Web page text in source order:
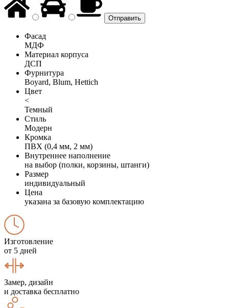
Фасад
МДФ
Материал корпуса
ДСП
Фурнитура
Boyard, Blum, Hettich
Цвет
<
Темный
Стиль
Модерн
Кромка
ПВХ (0,4 мм, 2 мм)
Внутреннее наполнение
на выбор (полки, корзины, штанги)
Размер
индивидуальный
Цена
указана за базовую комплектацию
Изготовление
от 5 дней
Замер, дизайн
и доставка бесплатно